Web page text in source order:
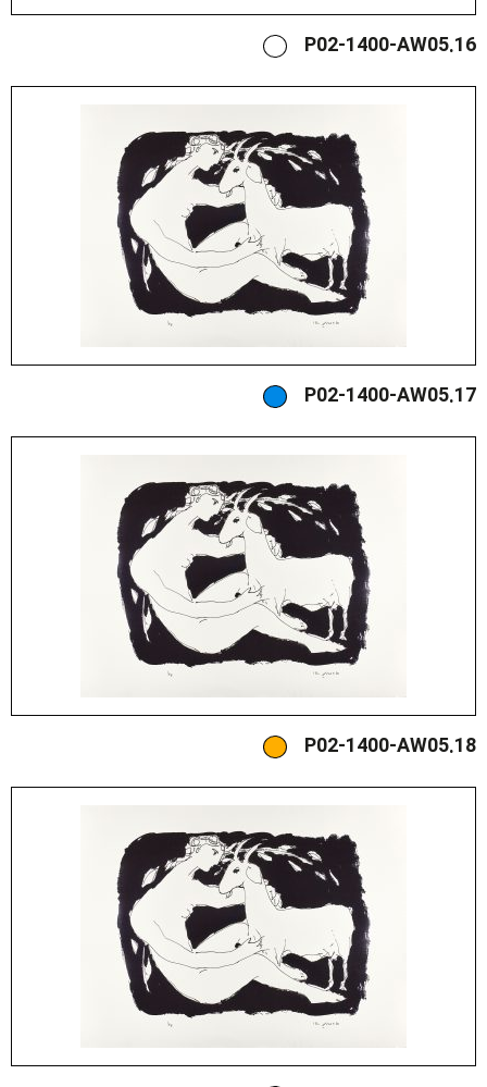
P02-1400-AW05.16
P02-1400-AW05.17
P02-1400-AW05.18